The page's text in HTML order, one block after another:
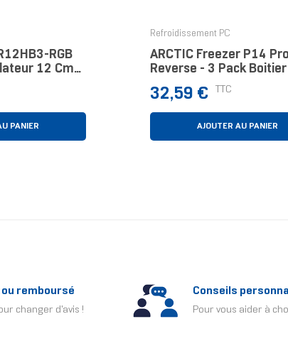
RGB
12 Cm
PANIER
Refroidissement PC
ARCTIC Freezer P14 Pro
Reverse - 3 Pack Boitier
Ventilateur 14 Cm Noir 3
Pièce(s)
Prix
32,59 € TTC
AJOUTER AU PANIER
remboursé
changer d'avis !
Conseils
Pour vous aider à